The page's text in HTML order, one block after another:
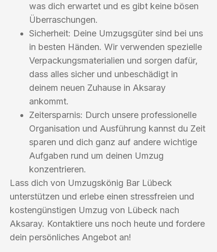
was dich erwartet und es gibt keine bösen
Überraschungen.
Sicherheit: Deine Umzugsgüter sind bei uns
in besten Händen. Wir verwenden spezielle
Verpackungsmaterialien und sorgen dafür,
dass alles sicher und unbeschädigt in
deinem neuen Zuhause in Aksaray
ankommt.
Zeitersparnis: Durch unsere professionelle
Organisation und Ausführung kannst du Zeit
sparen und dich ganz auf andere wichtige
Aufgaben rund um deinen Umzug
konzentrieren.
Lass dich von Umzugskönig Bar Lübeck
unterstützen und erlebe einen stressfreien und
kostengünstigen Umzug von Lübeck nach
Aksaray. Kontaktiere uns noch heute und fordere
dein persönliches Angebot an!